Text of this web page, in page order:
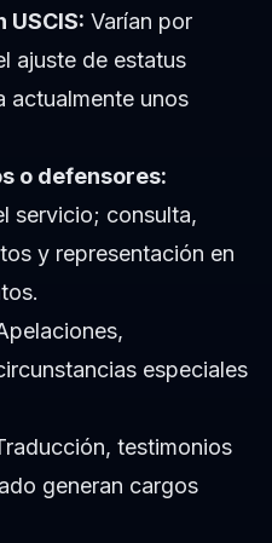
Varían por
ajuste de estatus
actualmente unos
o defensores:
servicio; consulta,
y representación en
especiales
testimonios
generan cargos